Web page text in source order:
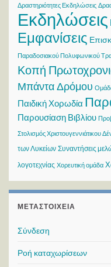
Δραστηριότητες Εκδηλώσεις
Εκδηλώσεις
Εμφανίσεις
Παραδοσιακού Πολυφωνικού
Κοπή
Μπάντα Δρόμου
Παιδική Χορωδία
Παρουσίαση Βιβλίου
Στολισμός Χριστουγεννιάτικου
των Λυκείων Συναντήσεις
λογοτεχνίας Χορευτική ομάδα
ΜΕΤΑΣΤΟΙΧΕΊΑ
Σύνδεση
Ροή καταχωρίσεων